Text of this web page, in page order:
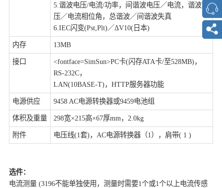
5.谐波电压/电流/功率，间谐波电压／电流，谐波电
压／电流相位角，总谐波／间谐波失真
6.IEC闪变(Pst,Plt)／ΔV10(日本)
内存 13MB
接口
<fontface=SimSun>PC卡(闪存ATA卡/至528MB)，
RS-232C，
LAN(10BASE-T)，HTTP服务器功能
电源供应 9458 AC电源转换器或9459电池组
体积及重量 298宽×215高×67厚mm，2.0kg
附件 电压线(1套)，AC电源转换器（1），肩带( 1 )
选件：
电流测量 (3196不能单独使用，测量时需要1个或1个以上电流传感